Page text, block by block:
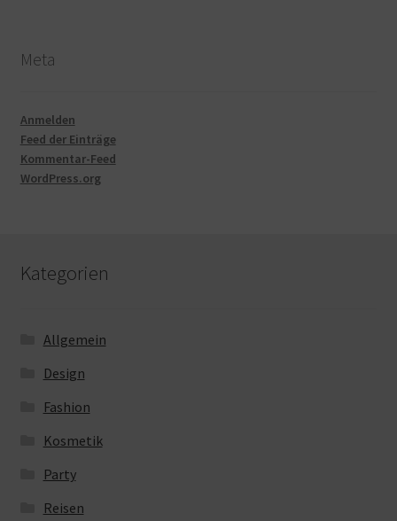
Meta
Anmelden
Feed der Einträge
Kommentar-Feed
WordPress.org
Kategorien
Allgemein
Design
Fashion
Kosmetik
Party
Reisen